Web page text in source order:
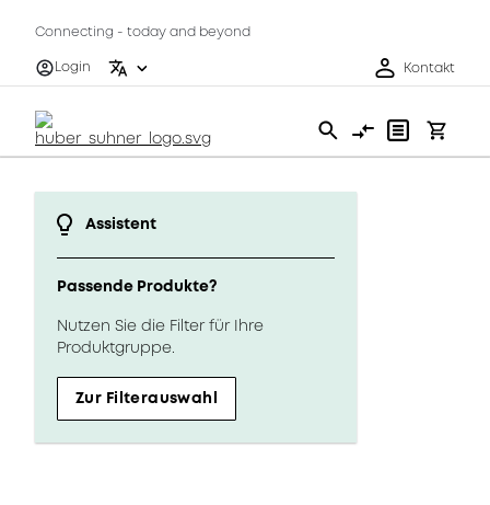
Connecting - today and beyond
Login
Kontakt
Assistent
Passende Produkte?
Nutzen Sie die Filter für Ihre
Produktgruppe.
Zur Filterauswahl